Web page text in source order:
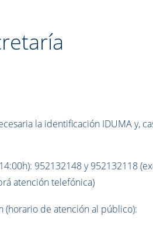
la identificación IDUMA y,
952132148 y 952132118
atención telefónica)
(horario de atención al público):